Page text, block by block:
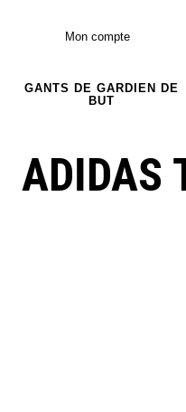
Mon compte
GANTS DE GARDIEN DE
BUT
ADIDAS